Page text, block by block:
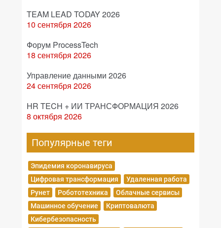
TEAM LEAD TODAY 2026
10 сентября 2026
Форум ProcessTech
18 сентября 2026
Управление данными 2026
24 сентября 2026
HR TECH + ИИ ТРАНСФОРМАЦИЯ 2026
8 октября 2026
Популярные теги
Эпидемия коронавируса
Цифровая трансформация
Удаленная работа
Рунет
Робототехника
Облачные сервисы
Машинное обучение
Криптовалюта
Кибербезопасность